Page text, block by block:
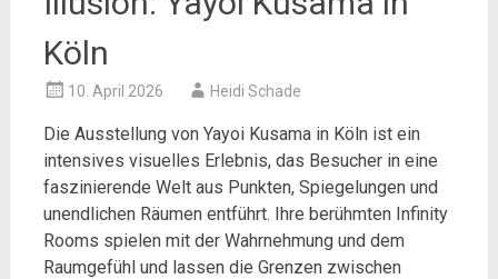
Köln
10. April 2026 Heidi Schade
Die Ausstellung von Yayoi Kusamain Kölnist ein
intensives visuelles Erlebnis, das Besucher in eine
faszinierende Welt aus Punkten, Spiegelungen und
unendlichen Räumen entführt. Ihre berühmten Infinity
Rooms spielen mit der Wahrnehmung und dem
Raumgefühl und lassen die Grenzen zwischen